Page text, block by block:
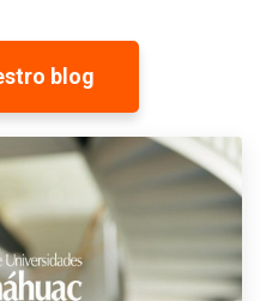
blog